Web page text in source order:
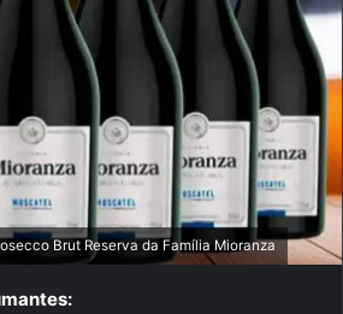
Brut Reserva da Família Mioranza